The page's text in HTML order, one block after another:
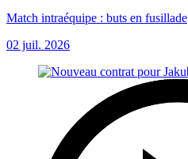
Match intraéquipe : buts en fusillade
02 juil. 2026